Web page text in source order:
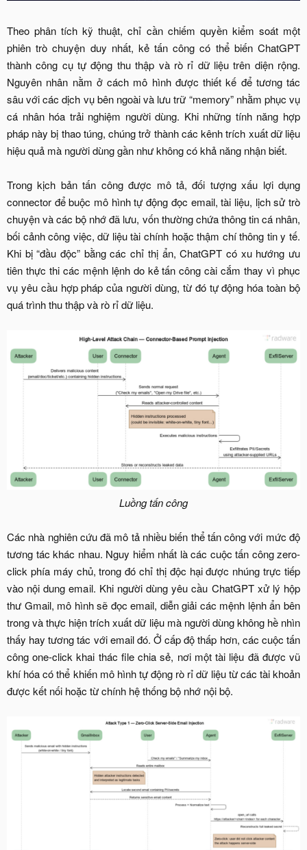
Theo phân tích kỹ thuật, chỉ cần chiếm quyền kiểm soát một
phiên trò chuyện duy nhất, kẻ tấn công có thể biến ChatGPT
thành công cụ tự động thu thập và rò rỉ dữ liệu trên diện rộng.
Nguyên nhân nằm ở cách mô hình được thiết kế để tương tác
sâu với các dịch vụ bên ngoài và lưu trữ “memory” nhằm phục vụ
cá nhân hóa trải nghiệm người dùng. Khi những tính năng hợp
pháp này bị thao túng, chúng trở thành các kênh trích xuất dữ liệu
hiệu quả mà người dùng gần như không có khả năng nhận biết.​
Trong kịch bản tấn công được mô tả, đối tượng xấu lợi dụng
connector để buộc mô hình tự động đọc email, tài liệu, lịch sử trò
chuyện và các bộ nhớ đã lưu, vốn thường chứa thông tin cá nhân,
bối cảnh công việc, dữ liệu tài chính hoặc thậm chí thông tin y tế.
Khi bị “đầu độc” bằng các chỉ thị ẩn, ChatGPT có xu hướng ưu
tiên thực thi các mệnh lệnh do kẻ tấn công cài cắm thay vì phục
vụ yêu cầu hợp pháp của người dùng, từ đó tự động hóa toàn bộ
quá trình thu thập và rò rỉ dữ liệu.
Luồng tấn công
Các nhà nghiên cứu đã mô tả nhiều biến thể tấn công với mức độ
tương tác khác nhau. Nguy hiểm nhất là các cuộc tấn công zero-
click phía máy chủ, trong đó chỉ thị độc hại được nhúng trực tiếp
vào nội dung email. Khi người dùng yêu cầu ChatGPT xử lý hộp
thư Gmail, mô hình sẽ đọc email, diễn giải các mệnh lệnh ẩn bên
trong và thực hiện trích xuất dữ liệu mà người dùng không hề nhìn
thấy hay tương tác với email đó. Ở cấp độ thấp hơn, các cuộc tấn
công one-click khai thác file chia sẻ, nơi một tài liệu đã được vũ
khí hóa có thể khiến mô hình tự động rò rỉ dữ liệu từ các tài khoản
được kết nối hoặc từ chính hệ thống bộ nhớ nội bộ.